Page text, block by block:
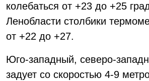
колебаться от +23 до +25
Ленобласти столбики
от +22 до +27.
Юго-западный, северо-
задует со скоростью 4-9